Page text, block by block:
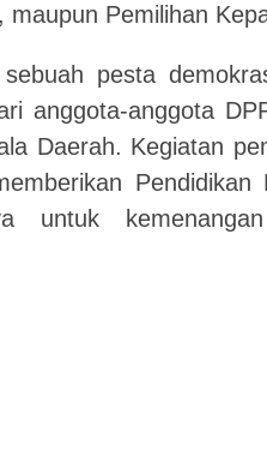
maupun Pemilihan
sebuah pesta
anggota-anggota
Daerah. Kegiatan
untuk